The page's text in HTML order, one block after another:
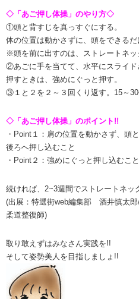
◇「あご押し体操」のやり方◇
①頭と背すじを真っすぐにする。
体の位置は動かさずに、頭をできるだ
※頭を前に出すのは、ストレートネッ
②あごに手を当てて、水平にスライド
押すときは、強めにぐっと押す。
③１と２を２～３回くり返す。15～30
◇「あご押し体操」のポイント!!
・Point１：肩の位置を動かさず、頭
後ろへ押し込むこと
・Point２：強めにぐっと押し込むこと
続ければ、2~3週間でストレートネ
(出展：特選街web編集部 酒井慎太郎
柔道整復師)
取り敢えずはみなさん実践を!!
そして姿勢美人を目指しましょ!!